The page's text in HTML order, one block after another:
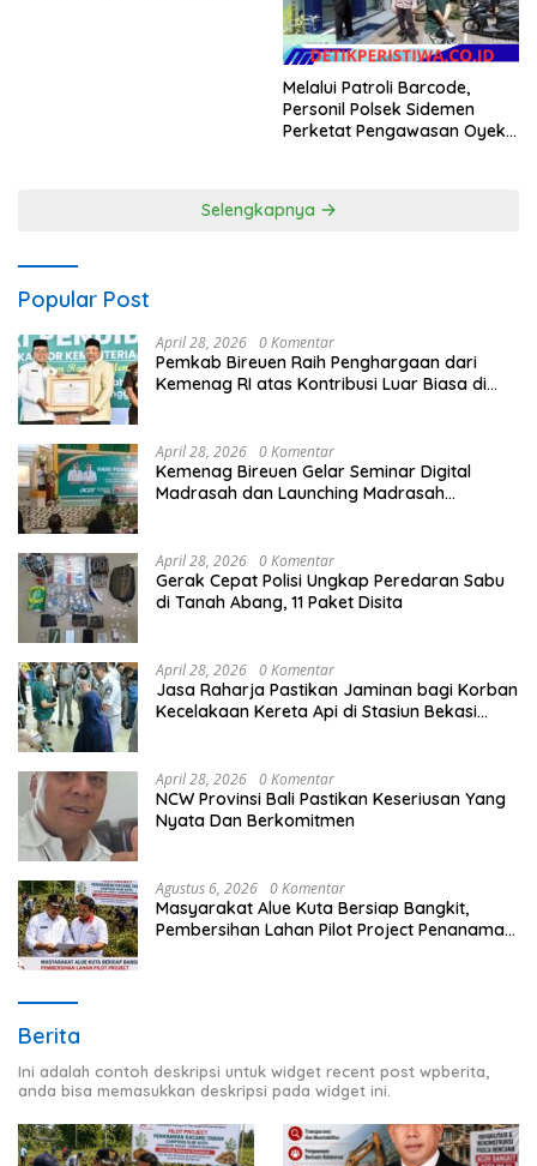
Melalui Patroli Barcode,
Personil Polsek Sidemen
Perketat Pengawasan Oyek
Selengkapnya
Popular Post
April 28, 2026 0 Komentar
Pemkab Bireuen Raih Penghargaan dari
Kemenag RI atas Kontribusi Luar Biasa di
April 28, 2026 0 Komentar
Kemenag Bireuen Gelar Seminar Digital
Madrasah dan Launching Madrasah
April 28, 2026 0 Komentar
Gerak Cepat Polisi Ungkap Peredaran Sabu
di Tanah Abang, 11 Paket Disita
April 28, 2026 0 Komentar
Jasa Raharja Pastikan Jaminan bagi Korban
Kecelakaan Kereta Api di Stasiun Bekasi
April 28, 2026 0 Komentar
NCW Provinsi Bali Pastikan Keseriusan Yang
Nyata Dan Berkomitmen
Agustus 6, 2026 0 Komentar
Masyarakat Alue Kuta Bersiap Bangkit,
Pembersihan Lahan Pilot Project Penanaman
Berita
Ini adalah contoh deskripsi untuk widget recent post wpberita,
anda bisa memasukkan deskripsi pada widget ini.